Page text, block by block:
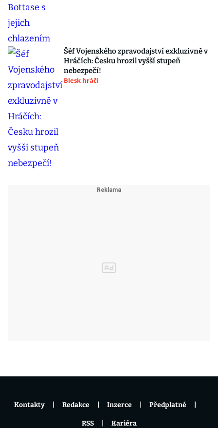
Šéf Vojenského zpravodajství exkluzivně v
Hráčích: Česku hrozil vyšší stupeň
nebezpečí!
Blesk hráči
Kontakty Redakce Inzerce Předplatné
RSS Kariéra